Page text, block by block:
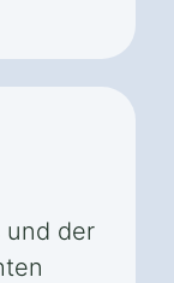
und der